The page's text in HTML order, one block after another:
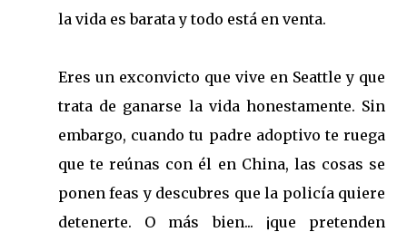
la vida es barata y todo está en venta.
Eres un exconvicto que vive en Seattle y que
trata de ganarse la vida honestamente. Sin
embargo, cuando tu padre adoptivo te ruega
que te reúnas con él en China, las cosas se
ponen feas y descubres que la policía quiere
detenerte. O más bien... ¡que pretenden